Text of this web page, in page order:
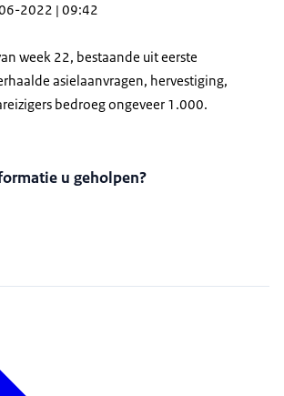
2022 | 09:42
week 22, bestaande uit eerste
asielaanvragen, hervestiging,
bedroeg ongeveer 1.000.
u geholpen?